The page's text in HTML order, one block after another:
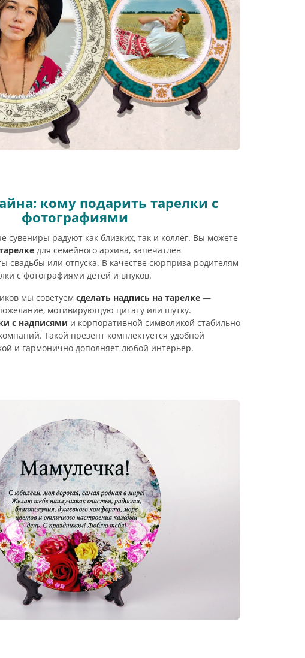
кому подарить тарелки с
фотографиями
сувениры радуют как близких, так и коллег. Вы можете
для семейного архива, запечатлев
свадьбы или отпуска. В качестве сюрприза родителям
с фотографиями детей и внуков.
мы советуем сделать надпись на тарелке —
мотивирующую цитату или шутку.
с надписями и корпоративной символикой стабильно
Такой презент комплектуется удобной
и гармонично дополняет любой интерьер.